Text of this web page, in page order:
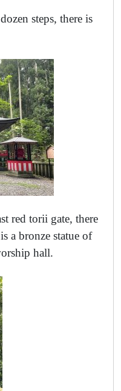
steps, there is
red torii gate, there
a bronze statue of
hall.